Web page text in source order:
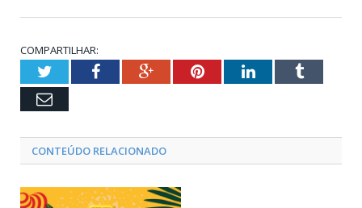
COMPARTILHAR:
TwitterFacebookGoogle+PinterestLinkedInTumblr
Email
CONTEÚDO RELACIONADO